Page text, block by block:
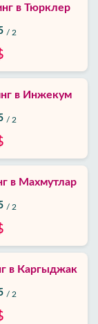
в Тюрклер
/ 2
в Инжекум
/ 2
в Махмутлар
/ 2
в Каргыджак‎
/ 2